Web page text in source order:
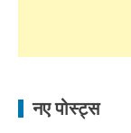
नए पोस्ट्स